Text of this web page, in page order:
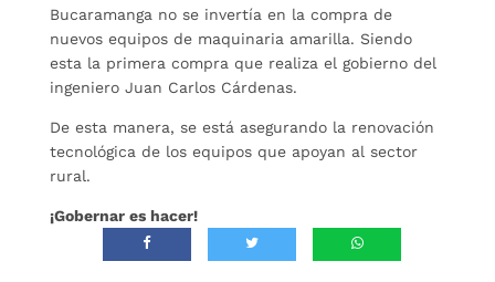
Bucaramanga no se invertía en la compra de
nuevos equipos de maquinaria amarilla. Siendo
esta la primera compra que realiza el gobierno del
ingeniero Juan Carlos Cárdenas.
De esta manera, se está asegurando la renovación
tecnológica de los equipos que apoyan al sector
rural.
¡Gobernar es hacer!